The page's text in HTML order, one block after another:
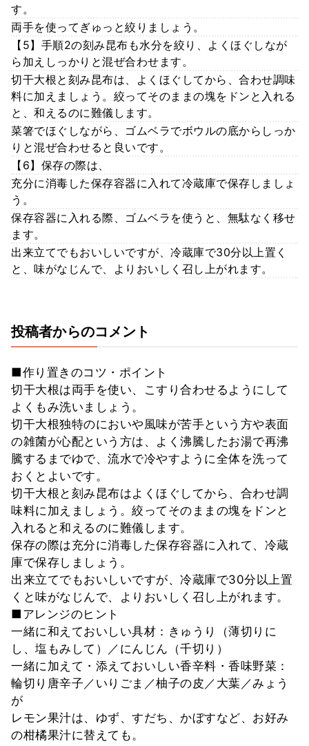
す。
両手を使ってぎゅっと絞りましょう。
【5】手順2の刻み昆布も水分を絞り、よくほぐしなが
ら加えしっかりと混ぜ合わせます。
切干大根と刻み昆布は、よくほぐしてから、合わせ調味
料に加えましょう。絞ってそのままの塊をドンと入れる
と、和えるのに難儀します。
菜箸でほぐしながら、ゴムベラでボウルの底からしっか
りと混ぜ合わせると良いです。
【6】保存の際は、
充分に消毒した保存容器に入れて冷蔵庫で保存しましょ
う。
保存容器に入れる際、ゴムベラを使うと、無駄なく移せ
ます。
出来立てでもおいしいですが、冷蔵庫で30分以上置く
と、味がなじんで、よりおいしく召し上がれます。
投稿者からのコメント
■作り置きのコツ・ポイント
切干大根は両手を使い、こすり合わせるようにして
よくもみ洗いましょう。
切干大根独特のにおいや風味が苦手という方や表面
の雑菌が心配という方は、よく沸騰したお湯で再沸
騰するまでゆで、流水で冷やすように全体を洗って
おくとよいです。
切干大根と刻み昆布はよくほぐしてから、合わせ調
味料に加えましょう。絞ってそのままの塊をドンと
入れると和えるのに難儀します。
保存の際は充分に消毒した保存容器に入れて、冷蔵
庫で保存しましょう。
出来立てでもおいしいですが、冷蔵庫で30分以上置
くと味がなじんで、よりおいしく召し上がれます。
■アレンジのヒント
一緒に和えておいしい具材：きゅうり（薄切りに
し、塩もみして）／にんじん（千切り）
一緒に加えて・添えておいしい香辛料・香味野菜：
輪切り唐辛子／いりごま／柚子の皮／大葉／みょう
が
レモン果汁は、ゆず、すだち、かぼすなど、お好み
の柑橘果汁に替えても。